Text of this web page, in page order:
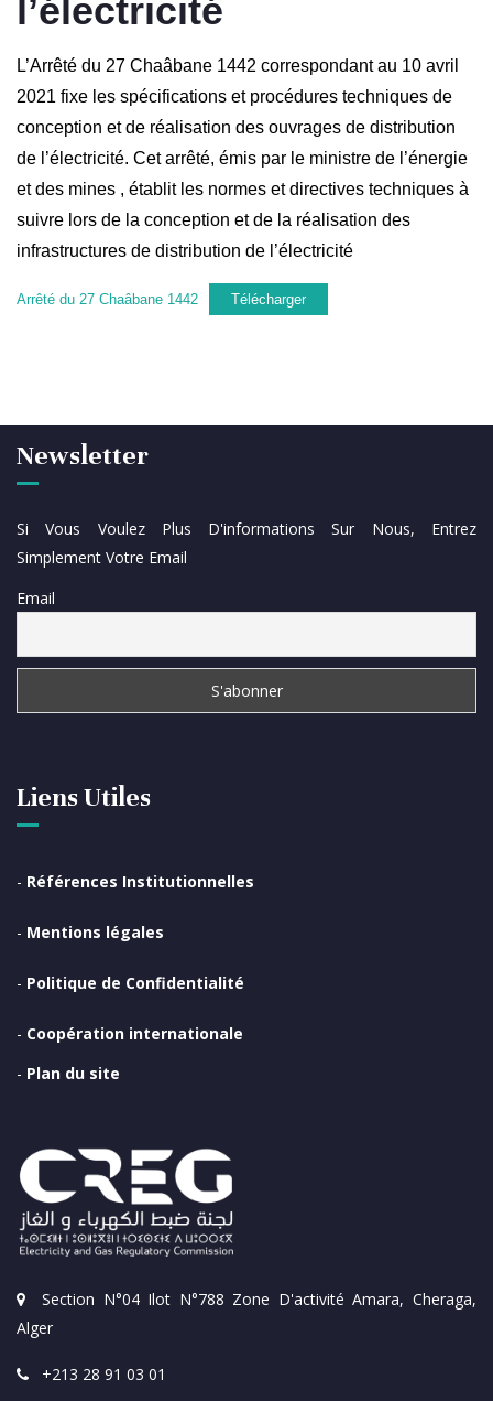
l’électricité
L’Arrêté du 27 Chaâbane 1442 correspondant au 10 avril
2021 fixe les spécifications et procédures techniques de
conception et de réalisation des ouvrages de distribution
de l’électricité. Cet arrêté, émis par le ministre de l’énergie
et des mines , établit les normes et directives techniques à
suivre lors de la conception et de la réalisation des
infrastructures de distribution de l’électricité
Arrêté du 27 Chaâbane 1442 Télécharger
Section N°04 Ilot N°788 Zone D'activité Amara, Cheraga,
Alger
+213 28 91 03 01
Liens Utiles
- Références Institutionnelles
- Mentions légales
- Politique de Confidentialité
- Coopération internationale
- Plan du site
Newsletter
Si Vous Voulez Plus D'informations Sur Nous, Entrez
Simplement Votre Email
Email